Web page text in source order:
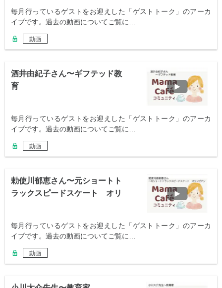
毎月行っているゲストをお迎えした「ゲストトーク」のアーカ
イブです。過去の動画についてご覧に…
動画
酒井由紀子さん〜ギフテッド教
育
毎月行っているゲストをお迎えした「ゲストトーク」のアーカ
イブです。過去の動画についてご覧に…
動画
勅使川郁恵さん〜元ショートト
ラックスピードスケート オリ
毎月行っているゲストをお迎えした「ゲストトーク」のアーカ
イブです。過去の動画についてご覧に…
動画